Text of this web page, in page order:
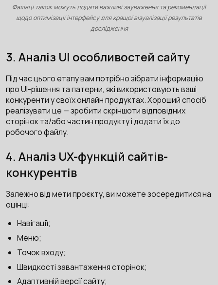
Фахівці також можуть додати важливі зауваження та рекомендації
щодо оптимізації інтерфейсу для кращої візуалізації результатів
дослідження
3. Аналіз UI особливостей сайту
Під час цього етапу вам потрібно зібрати інформацію
про UI-рішення та патерни, які використовують ваші
конкуренти у своїх онлайн продуктах. Хороший спосіб
реалізувати це — зробити скріншоти відповідних
сторінок та/або частин продукту і додати їх до
робочого файлу.
4. Аналіз UX-функцій сайтів-
конкурентів
Залежно від мети проєкту, ви можете зосередитися на
оцінці:
Навігації;
Меню;
Точок входу;
Швидкості завантаження сторінок;
Адаптивній версії сайту;